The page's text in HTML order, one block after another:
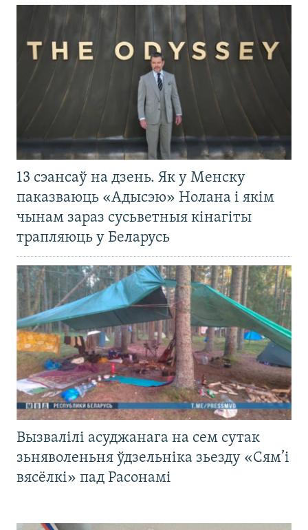
13 сэансаў на дзень. Як у Менску
паказваюць «Адысэю» Нолана і якім
чынам зараз сусьветныя кінагіты
трапляюць у Беларусь
Вызвалілі асуджанага на сем сутак
зьняволеньня ўдзельніка зьезду «Сям’і
вясёлкі» пад Расонамі